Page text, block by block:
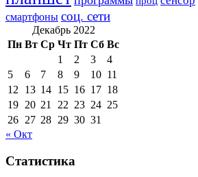
смартфоны соц. сети
Декабрь 2022
Пн Вт Ср Чт Пт Сб Вс
1
2 3
4
5
6 7 8 9 10 11
12
13 14 15 16 17 18
19 20 21 22 23 24 25
26 27 28 29 30 31
« Окт
Статистика